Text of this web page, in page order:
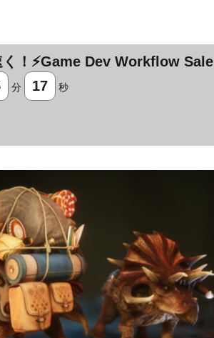
！⚡️Game Dev Workflow Sale
分 16 秒